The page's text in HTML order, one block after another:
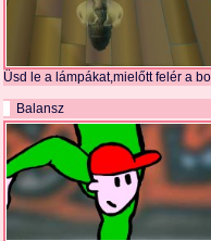
Üsd le a lámpákat,mielőtt felér a
Balansz